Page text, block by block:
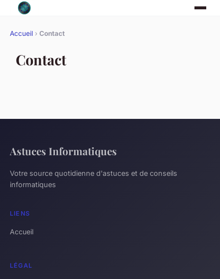
Accueil › Contact
Contact
Astuces Informatiques
Votre source quotidienne d'astuces et de conseils
informatiques
LIENS
Accueil
LÉGAL